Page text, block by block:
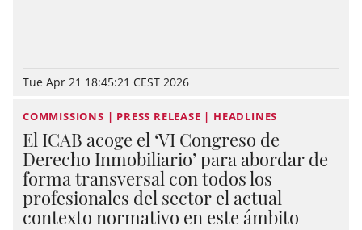
Tue Apr 21 18:45:21 CEST 2026
COMMISSIONS | PRESS RELEASE | HEADLINES
El ICAB acoge el ‘VI Congreso de
Derecho Inmobiliario’ para abordar de
forma transversal con todos los
profesionales del sector el actual
contexto normativo en este ámbito